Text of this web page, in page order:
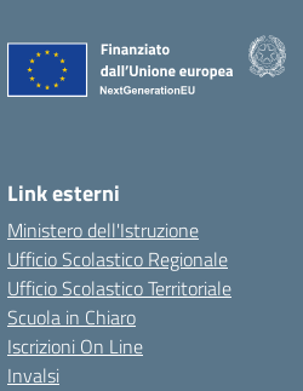
Link esterni
Ministero dell'Istruzione
Ufficio Scolastico Regionale
Ufficio Scolastico Territoriale
Scuola in Chiaro
Iscrizioni On Line
Invalsi